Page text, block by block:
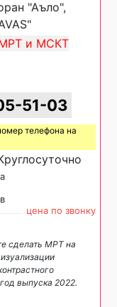
"Аъло",
МРТ и МСКТ
51-03
телефона на
цена по звонку
сделать МРТ на
выпуска 2022.